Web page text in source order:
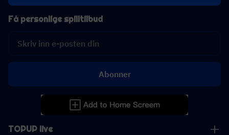
TOPUP live
Få personlige spilltilbud
Abonner